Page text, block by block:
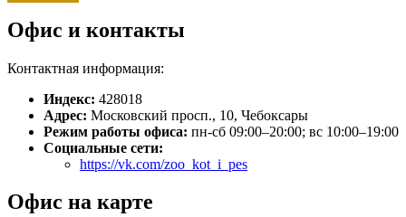
Офис и контакты
Контактная информация:
Индекс: 428018
Адрес: Московский просп., 10, Чебоксары
Режим работы офиса: пн-сб 09:00–20:00; вс 10:00–19:00
Социальные сети:
https://vk.com/zoo_kot_i_pes
Офис на карте